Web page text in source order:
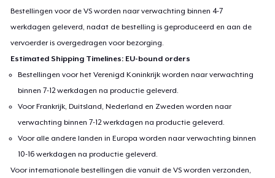
Bestellingen voor de VS worden naar verwachting binnen 4-7
werkdagen geleverd, nadat de bestelling is geproduceerd en aan de
vervoerder is overgedragen voor bezorging.
Estimated Shipping Timelines: EU-bound orders
Bestellingen voor het Verenigd Koninkrijk worden naar verwachting
binnen 7-12 werkdagen na productie geleverd.
Voor Frankrijk, Duitsland, Nederland en Zweden worden naar
verwachting binnen 7-12 werkdagen na productie geleverd.
Voor alle andere landen in Europa worden naar verwachting binnen
10-16 werkdagen na productie geleverd.
Voor internationale bestellingen die vanuit de VS worden verzonden,